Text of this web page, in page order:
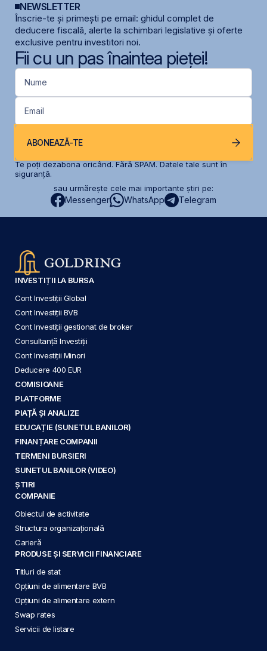
NEWSLETTER
Înscrie-te și primești pe email: ghidul complet de
deducere fiscală, alerte la schimbari legislative și oferte
exclusive pentru investitori noi.
Fii cu un pas înaintea pieței!
Nume
Email
ABONEAZĂ-TE
Te poți dezabona oricând. Fără SPAM. Datele tale sunt în
siguranță.
sau urmărește cele mai importante știri pe:
Messenger WhatsApp Telegram
INVESTIȚII LA BURSA
Cont Investiții Global
Cont Investiții BVB
Cont Investiții gestionat de broker
Consultanță Investiții
Cont Investiții Minori
Deducere 400 EUR
COMISIOANE
PLATFORME
PIAȚĂ ȘI ANALIZE
EDUCAȚIE (SUNETUL BANILOR)
FINANȚARE COMPANII
TERMENI BURSIERI
SUNETUL BANILOR (VIDEO)
ȘTIRI
COMPANIE
Obiectul de activitate
Structura organizațională
Carieră
PRODUSE ȘI SERVICII FINANCIARE
Titluri de stat
Opțiuni de alimentare BVB
Opțiuni de alimentare extern
Swap rates
Servicii de listare